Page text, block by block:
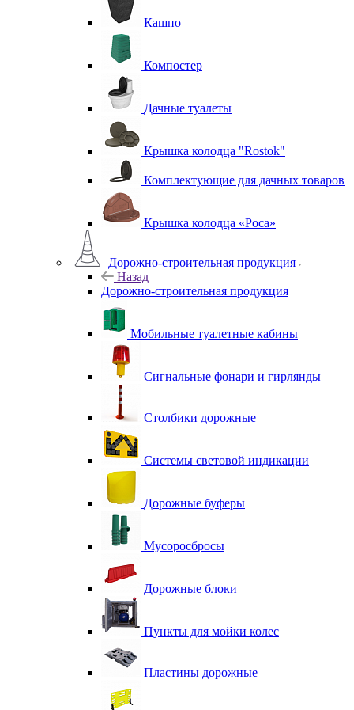
Кашпо
Компостер
Дачные туалеты
Крышка колодца "Rostok"
Комплектующие для дачных товаров
Крышка колодца «Роса»
Дорожно-строительная продукция
Назад
Дорожно-строительная продукция
Мобильные туалетные кабины
Сигнальные фонари и гирлянды
Столбики дорожные
Системы световой индикации
Дорожные буферы
Мусоросбросы
Дорожные блоки
Пункты для мойки колес
Пластины дорожные